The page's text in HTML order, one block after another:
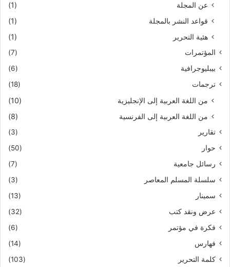
عن المجلة
(1)
قواعد النشر بالمجلة
(1)
هئية التحرير
(1)
المؤتمرات
(7)
بيبليوجرافية
(6)
ترجمات
(18)
من اللغة العربية إلى الإنجليزية
(10)
من اللغة العربية إلى الفرنسية
(8)
تقارير
(3)
حوار
(50)
رسائل جامعية
(7)
سلسلة المسلم المعاصر
(3)
سمينار
(13)
عرض ونقد كتب
(32)
فكرة في مؤتمر
(6)
فهارس
(14)
كلمة التحرير
(103)